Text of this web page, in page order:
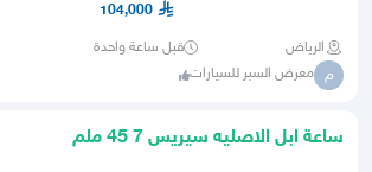
104,000
الرياض قبل ساعة واحدة
م معرض السبر للسيارات
ساعة ابل الاصليه سيريس 7 45 ملم